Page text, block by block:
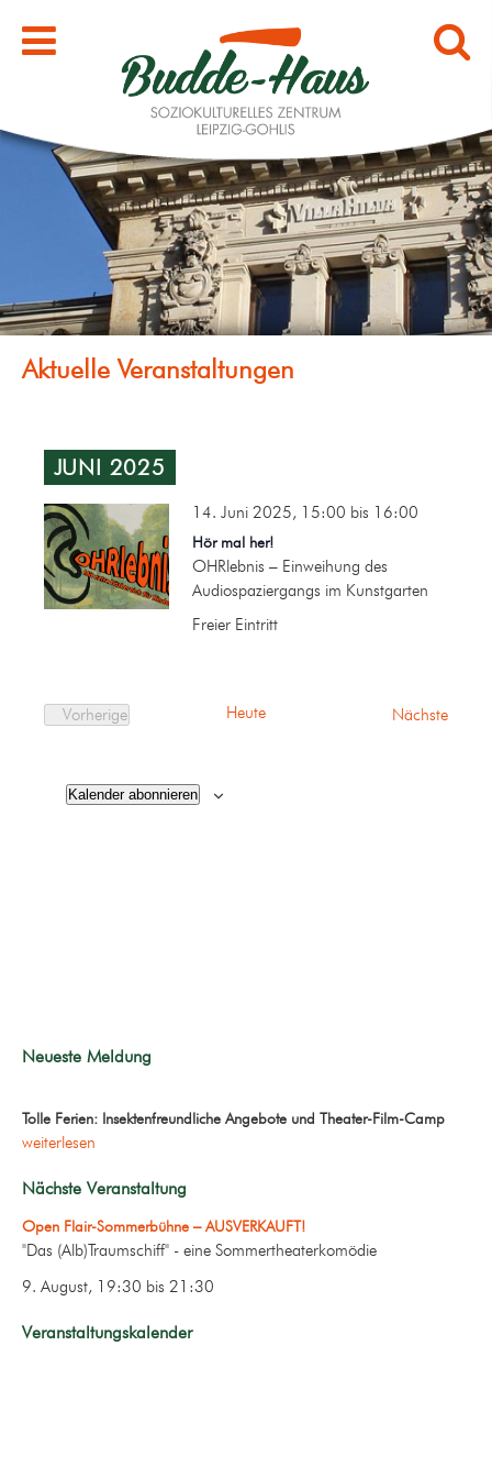
JUNI 2025
Hör mal her!
14. Juni 2025, 15:00 bis 16:00
OHRlebnis – Einweihung des
Audiospaziergangs im Kunstgarten
Freier Eintritt
Vorherige
Veranstaltungen
Heute Nächste
Kalender abonnieren
Neueste Meldung
Tolle Ferien: Insektenfreundliche Angebote und Theater-Film-Camp
weiterlesen
Nächste Veranstaltung
Open Flair-Sommerbühne – AUSVERKAUFT!
"Das (Alb)Traumschiff" - eine Sommertheaterkomödie
9. August, 19:30 bis 21:30
Veranstaltungskalender